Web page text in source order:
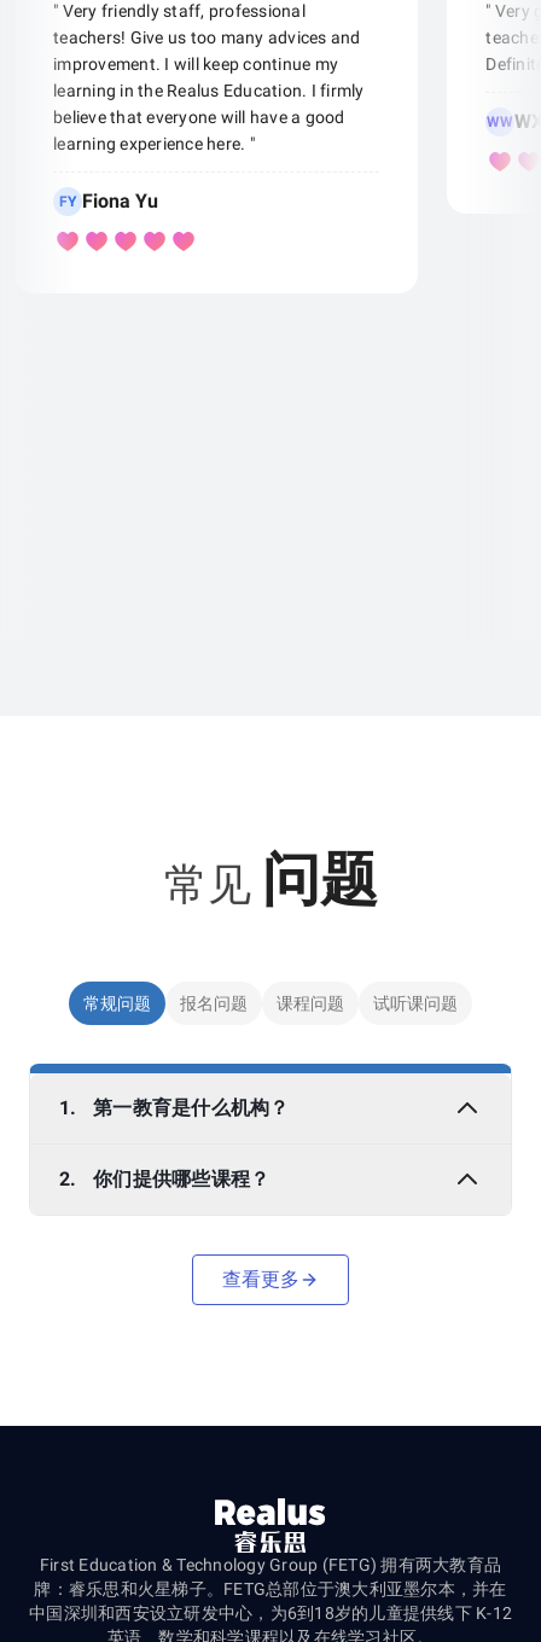
" Very friendly staff, professional
teachers! Give us too many advices and
improvement. I will keep continue my
learning in the Realus Education. I firmly
believe that everyone will have a good
learning experience here. "
FY Fiona Yu
" Very
WW
常见 问题
常规问题 报名问题 课程问题 试听课问题
1. 第一教育是什么机构？
2. 你们提供哪些课程？
查看更多
First Education & Technology Group (FETG) 拥有两大教育品
牌：睿乐思和火星梯子。FETG总部位于澳大利亚墨尔本，并在
中国深圳和西安设立研发中心，为6到18岁的儿童提供线下 K-12
英语、数学和科学课程以及在线学习社区。